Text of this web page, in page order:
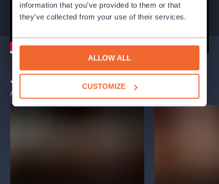
information that you’ve provided to them or that
they’ve collected from your use of their services.
ALLOW ALL
CUSTOMIZE
You may also like
ALL EVENTS